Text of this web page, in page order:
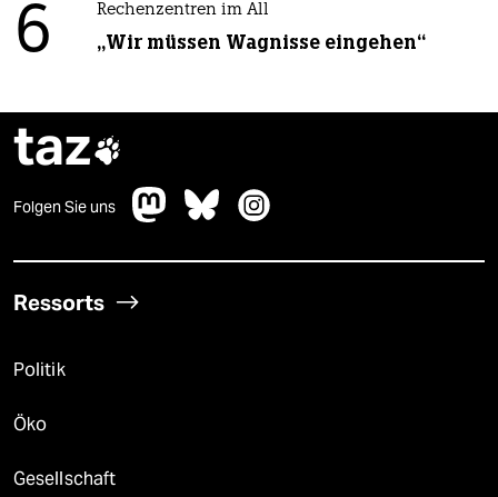
6 Rechenzentren im All
„Wir müssen Wagnisse eingehen“
taz
Folgen Sie uns
Ressorts
Politik
Öko
Gesellschaft